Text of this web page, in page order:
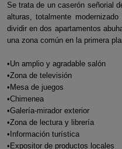
Se trata de un caserón señorial
alturas, totalmente
dividir en dos apartamentos
una zona común en la primera
•Un amplio y agradable salón
•Zona de televisión
•Mesa de juegos
•Chimenea
•Galería-mirador exterior
•Zona de lectura y librería
•Información turística
•Expositor de productos locales